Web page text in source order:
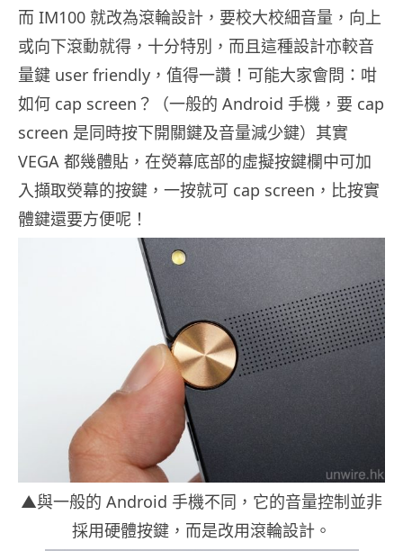
而 IM100 就改為滾輪設計，要校大校細音量，向上
或向下滾動就得，十分特別，而且這種設計亦較音
量鍵 user friendly，值得一讚！可能大家會問：咁
如何 cap screen？（一般的 Android 手機，要 cap
screen 是同時按下開關鍵及音量減少鍵）其實
VEGA 都幾體貼，在熒幕底部的虛擬按鍵欄中可加
入擷取熒幕的按鍵，一按就可 cap screen，比按實
體鍵還要方便呢！
▲與一般的 Android 手機不同，它的音量控制並非
採用硬體按鍵，而是改用滾輪設計。